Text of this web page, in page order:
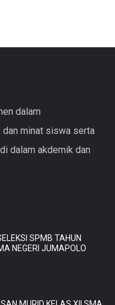
dalam
dan minat siswa serta
dalam akdemik dan
SPMB TAHUN
NEGERI JUMAPOLO